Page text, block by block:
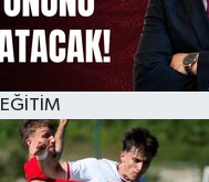
EĞİTİM
TEKNOLOJİ
VİZYONDAKİLER
YAŞAM